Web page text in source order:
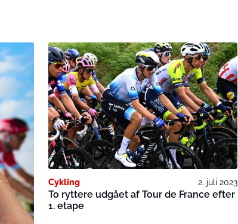
Cykling 2. juli 2023
To ryttere udgået af Tour de France efter
1. etape